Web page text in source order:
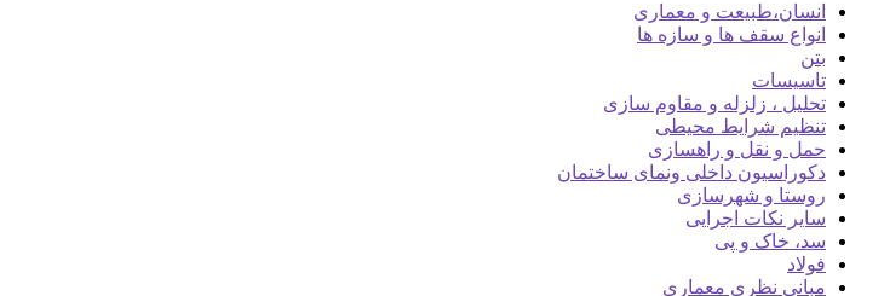
انسان،طبیعت و معماری
انواع سقف ها و سازه ها
بتن
تاسیسات
تحلیل ، زلزله و مقاوم سازی
تنظیم شرایط محیطی
حمل و نقل و راهسازی
دکوراسیون داخلی ونمای ساختمان
روستا و شهرسازی
سایر نکات اجرایی
سد، خاک و پی
فولاد
مبانی نظری معماری